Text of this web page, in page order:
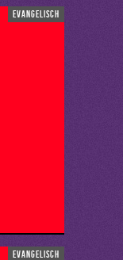
evangelisch
evangelisch